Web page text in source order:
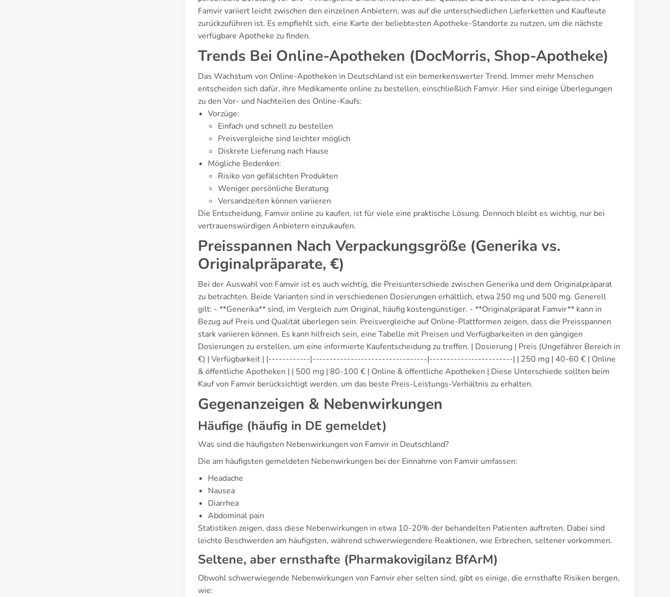
Famvir variiert leicht zwischen den einzelnen Anbietern, was auf die unterschiedlichen Lieferketten und Kaufleute
zurückzuführen ist. Es empfiehlt sich, eine Karte der beliebtesten Apotheke-Standorte zu nutzen, um die nächste
verfügbare Apotheke zu finden.
Trends Bei Online-Apotheken (DocMorris, Shop-Apotheke)
Das Wachstum von Online-Apotheken in Deutschland ist ein bemerkenswerter Trend. Immer mehr Menschen
entscheiden sich dafür, ihre Medikamente online zu bestellen, einschließlich Famvir. Hier sind einige Überlegungen
zu den Vor- und Nachteilen des Online-Kaufs:
Vorzüge:
Einfach und schnell zu bestellen
Preisvergleiche sind leichter möglich
Diskrete Lieferung nach Hause
Mögliche Bedenken:
Risiko von gefälschten Produkten
Weniger persönliche Beratung
Versandzeiten können variieren
Die Entscheidung, Famvir online zu kaufen, ist für viele eine praktische Lösung. Dennoch bleibt es wichtig, nur bei
vertrauenswürdigen Anbietern einzukaufen.
Preisspannen Nach Verpackungsgröße (Generika vs.
Originalpräparate, €)
Bei der Auswahl von Famvir ist es auch wichtig, die Preisunterschiede zwischen Generika und dem Originalpräparat
zu betrachten. Beide Varianten sind in verschiedenen Dosierungen erhältlich, etwa 250 mg und 500 mg. Generell
gilt: - **Generika** sind, im Vergleich zum Original, häufig kostengünstiger. - **Originalpräparat Famvir** kann in
Bezug auf Preis und Qualität überlegen sein. Preisvergleiche auf Online-Plattformen zeigen, dass die Preisspannen
stark variieren können. Es kann hilfreich sein, eine Tabelle mit Preisen und Verfügbarkeiten in den gängigen
Dosierungen zu erstellen, um eine informierte Kaufentscheidung zu treffen. | Dosierung | Preis (Ungefährer Bereich in
€) | Verfügbarkeit | |------------|---------------------------------|------------------------| | 250 mg | 40-60 € | Online
& öffentliche Apotheken | | 500 mg | 80-100 € | Online & öffentliche Apotheken | Diese Unterschiede sollten beim
Kauf von Famvir berücksichtigt werden, um das beste Preis-Leistungs-Verhältnis zu erhalten.
Gegenanzeigen & Nebenwirkungen
Häufige (häufig in DE gemeldet)
Was sind die häufigsten Nebenwirkungen von Famvir in Deutschland?
Die am häufigsten gemeldeten Nebenwirkungen bei der Einnahme von Famvir umfassen:
Headache
Nausea
Diarrhea
Abdominal pain
Statistiken zeigen, dass diese Nebenwirkungen in etwa 10-20% der behandelten Patienten auftreten. Dabei sind
leichte Beschwerden am häufigsten, während schwerwiegendere Reaktionen, wie Erbrechen, seltener vorkommen.
Seltene, aber ernsthafte (Pharmakovigilanz BfArM)
Obwohl schwerwiegende Nebenwirkungen von Famvir eher selten sind, gibt es einige, die ernsthafte Risiken bergen,
wie: